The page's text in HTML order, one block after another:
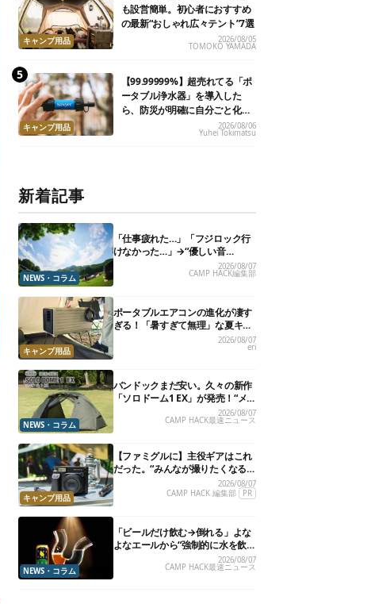
キャンプ用品
も設営簡単。初心者におすすめ
の最新“おしゃれ広々テント”7選
2026/08/05
TOMOKO YAMADA
キャンプ用品
【99.99999%】超売れてる「ポ
ータブル浄水器」を導入した
ら、防災が明確に自分ごと化し
2026/08/06
Yuhei Tokimatsu
新着記事
NEWS・コラム
「仕事疲れた…」「フジロック行
けなかった…」→“優しい音
楽”と“大きな自然”で治癒。まだ間
に合います。
2026/08/07
CAMP HACK編集部
キャンプ用品
ポータブルエアコンの進化が凄す
ぎる！「暑すぎて無理」な夏キャ
ンプを激変させる最新5選2026/08/07
eri
NEWS・コラム
バンドックまだ安い。久々の新作
「ソロドーム1 EX」が発売！“メ
ッシュインナー”だけでも使える
よ【防災も◎】
2026/08/07
CAMP HACK最速ニュース
キャンプ用品
【ファミグルに】主役ギアはこれ
だった。“みんなが撮りたくなる
カメラ”が楽しすぎる！
2026/08/07
CAMP HACK 編集部
PR
NEWS・コラム
「ビールだけ飲む→倒れる」よな
よなエールから“強制的に水を飲
2026/08/07
CAMP HACK最速ニュース